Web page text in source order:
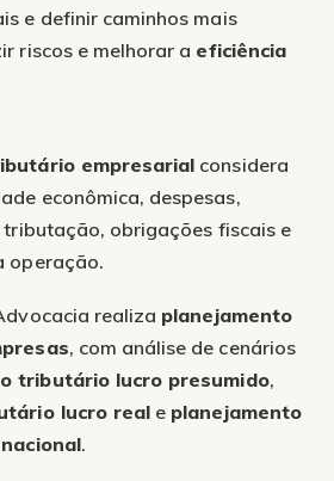
e definir caminhos mais
riscos e melhorar a eficiência
empresarial considera
econômica, despesas,
obrigações fiscais e
operação.
realiza planejamento
, com análise de cenários
tributário lucro presumido,
lucro real e planejamento
.